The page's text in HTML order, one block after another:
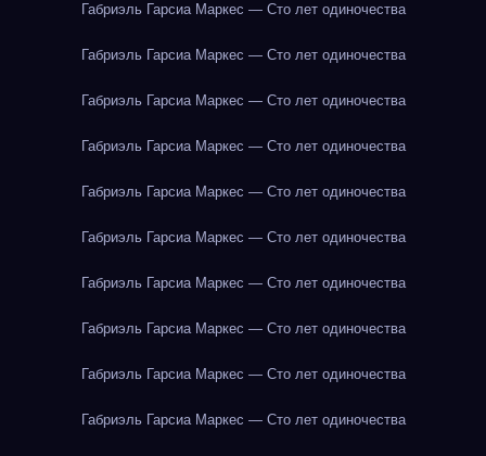
Габриэль Гарсиа Маркес — Сто лет одиночества
Габриэль Гарсиа Маркес — Сто лет одиночества
Габриэль Гарсиа Маркес — Сто лет одиночества
Габриэль Гарсиа Маркес — Сто лет одиночества
Габриэль Гарсиа Маркес — Сто лет одиночества
Габриэль Гарсиа Маркес — Сто лет одиночества
Габриэль Гарсиа Маркес — Сто лет одиночества
Габриэль Гарсиа Маркес — Сто лет одиночества
Габриэль Гарсиа Маркес — Сто лет одиночества
Габриэль Гарсиа Маркес — Сто лет одиночества